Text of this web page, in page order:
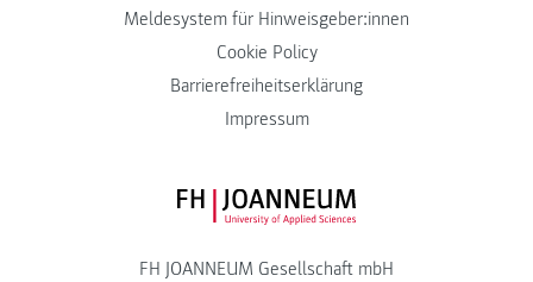
Meldesystem für Hinweisgeber:innen
Cookie Policy
Barrierefreiheitserklärung
Impressum
FH JOANNEUM Logo
FH JOANNEUM Gesellschaft mbH